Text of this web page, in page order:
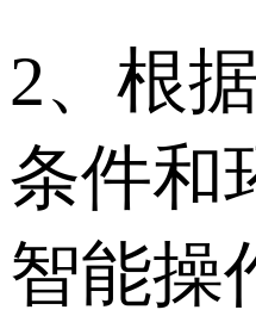
2、根
条件和
智能操